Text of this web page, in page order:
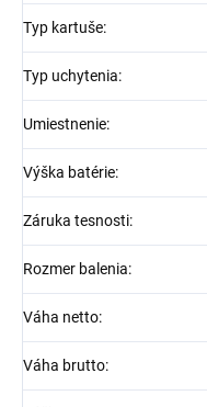
Typ kartuše:
Typ uchytenia:
Umiestnenie:
Výška batérie:
Záruka tesnosti:
Rozmer balenia:
Váha netto:
Váha brutto: